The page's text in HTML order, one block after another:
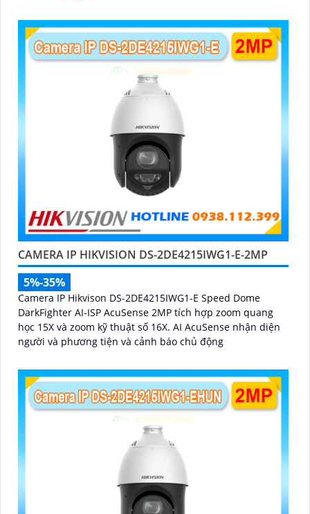
CAMERA IP HIKVISION DS-2DE4215IWG1-E-2MP
5%-35%
Camera IP Hikvison DS-2DE4215IWG1-E Speed Dome
DarkFighter AI-ISP AcuSense 2MP tích hợp zoom quang
học 15X và zoom kỹ thuật số 16X. AI AcuSense nhận diện
người và phương tiện và cảnh báo chủ động